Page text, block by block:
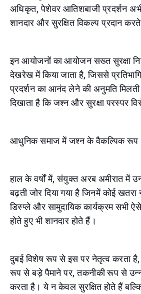
अधिकृत, पेशेवर आतिशबाजी प्रदर्शन
शानदार और सुरक्षित विकल्प प्रदान
इन आयोजनों का आयोजन सख्त सुरक्षा
देखरेख में किया जाता है, जिससे
प्रदर्शन का आनंद लेने की अनुमति
दिखाता है कि जश्न और सुरक्षा परस्पर
आधुनिक समाज में जश्न के वैकल्पिक रूप
हाल के वर्षों में, संयुक्त अरब अमीरात में
बढ़ती जोर दिया गया है जिनमें कोई
डिस्प्ले और सामुदायिक कार्यक्रम सभी
होते हुए भी शानदार होते हैं।
दुबई विशेष रूप से इस पर नेतृत्व करता है,
रूप से बड़े पैमाने पर, तकनीकी रूप से
करता है। ये न केवल सुरक्षित होते हैं